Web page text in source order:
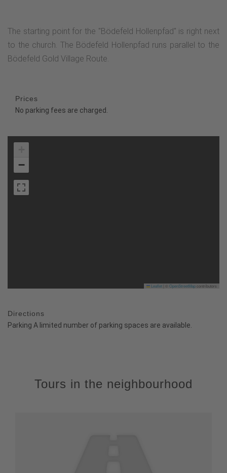
The starting point for the "Bödefeld Hollenpfad" is right next
to the church. The Bödefeld Hollenpfad runs parallel to the
Bödefeld Gold Village Route.
Prices
No parking fees are charged.
−
Leaflet OpenStreetMapcontributors
Directions
Parking A limited number of parking spaces are available.
Tours in the neighbourhood